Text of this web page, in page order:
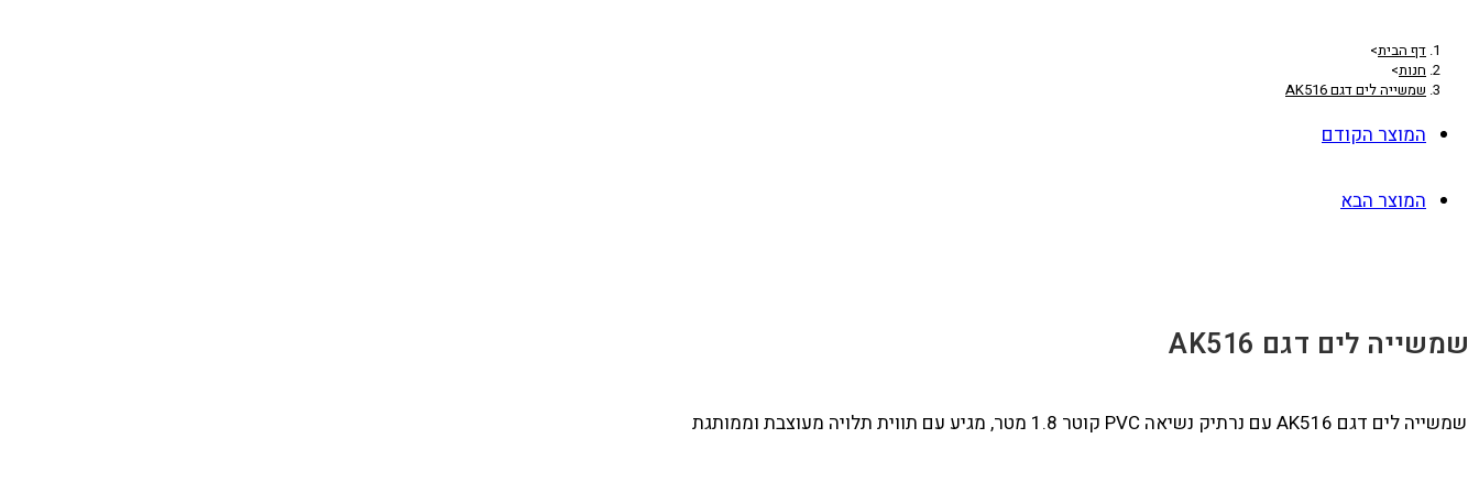
דף הבית>
חנות>
שמשייה לים דגם AK516
המוצר הקודם
המוצר הבא
שמשייה לים דגם AK516
שמשייה לים דגם AK516 עם נרתיק נשיאה PVC קוטר 1.8 מטר, מגיע עם תווית תלויה מעוצבת וממותגת